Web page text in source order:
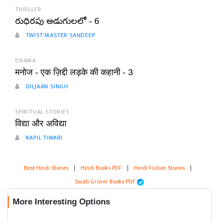
THRILLER
రుధిరపు అడుగులలో - 6
TWIST MASTER SANDEEP
DRAMA
मनोज - एक ज़िद्दी लड़के की कहानी - 3
DILJAAN SINGH
SPIRITUAL STORIES
विद्या और अविद्या
KAPIL TIWARI
Best Hindi Stories | Hindi Books PDF | Hindi Fiction Stories |
Swati Grover Books PDF
More Interesting Options